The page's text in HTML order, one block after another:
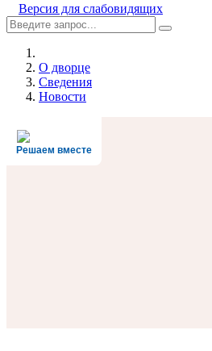
Версия для слабовидящих
О дворце
Сведения
Новости
Решаем вместе